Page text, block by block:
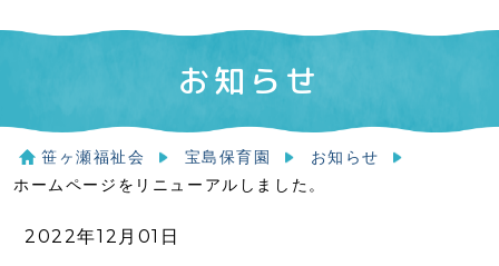
お知らせ
笹ヶ瀬福祉会 宝島保育園
お知らせ
ホームページをリニューアルしました。
2022年12月01日